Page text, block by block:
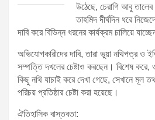
উঠেছে, চেরাগি আবু
তাহমিদ দীর্ঘদিন ধরে
দাবি করে বিভিন্ন ধরনের কার্যক্রম চালিয়ে
অভিযোগকারীদের দাবি, তারা ভুয়া নথিপত্র ও
সম্পত্তি দখলের চেষ্টাও করছেন। বিশেষ করে,
কিছু নথি যাচাই করে দেখা গেছে, সেখানে মূল
পরিচয় প্রতিষ্ঠার চেষ্টা করা হয়েছে।
ঐতিহাসিক বাস্তবতা: